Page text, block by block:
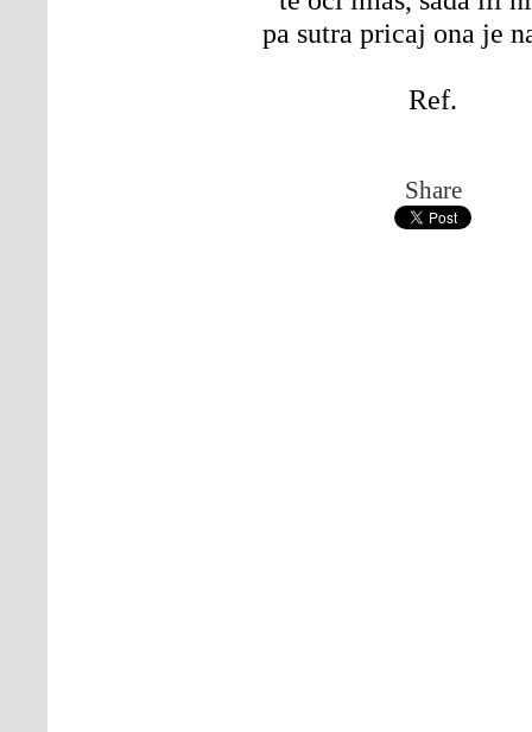
pa sutra pricaj ona je
Ref.
Share